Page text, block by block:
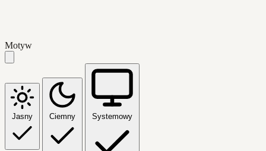
Motyw
Jasny Ciemny Systemowy